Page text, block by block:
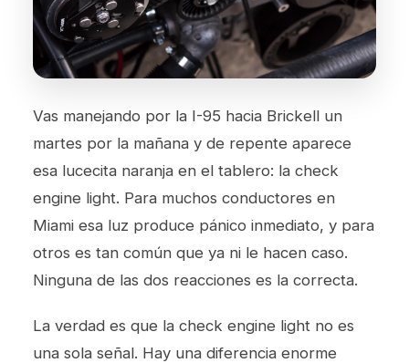
Vas manejando por la I-95 hacia Brickell un
martes por la mañana y de repente aparece
esa lucecita naranja en el tablero: la check
engine light. Para muchos conductores en
Miami esa luz produce pánico inmediato, y para
otros es tan común que ya ni le hacen caso.
Ninguna de las dos reacciones es la correcta.
La verdad es que la check engine light no es
una sola señal. Hay una diferencia enorme